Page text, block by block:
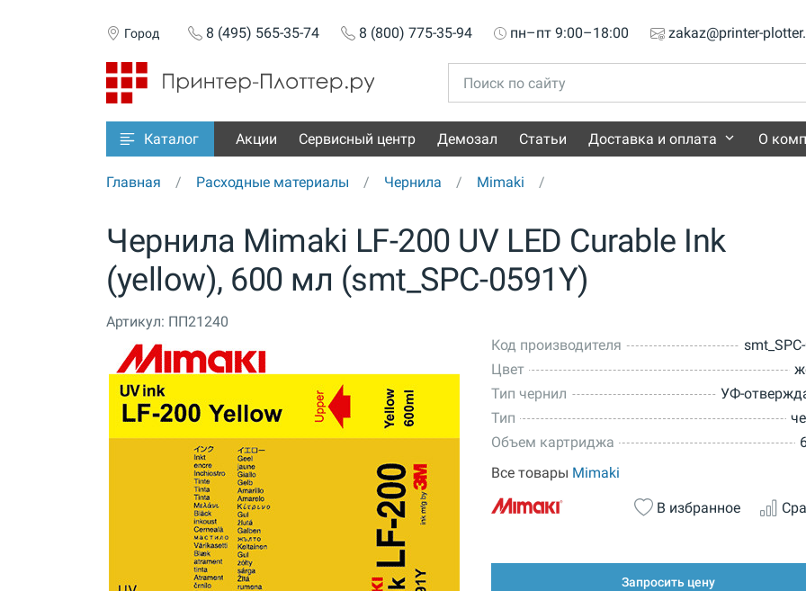
Город 8 (495) 565-35-74 8 (800) 775-35-94 пн–пт 9:00–18:00 zakaz@printer-
Каталог Акции Сервисный центр Демозал Статьи Доставка и оплата О
Главная Расходные материалы Чернила Mimaki
Чернила Mimaki LF-200 UV LED Curable Ink
(yellow), 600 мл (smt_SPC-0591Y)
Артикул: ПП21240
Код производителя
Цвет
Тип чернил
УФ-
Тип
Объем картриджа
Все товары Mimaki
В избранное
Запросить цену